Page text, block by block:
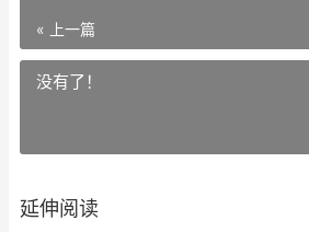
« 上一篇
没有了！
延伸阅读